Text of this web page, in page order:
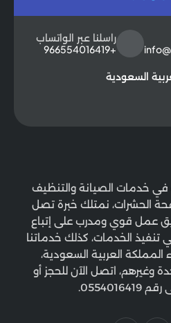
راسلنا عبر الواتساب
+966554016419
السعودية
في خدمات الصيانة والتنظيف
الحشرات، نمتلك خبرة تصل
فريق عمل قوي ومدرب على إتباع
تنفيذ الخدمات، كذلك خدماتنا
العربية السعودية،
وغيرهم، اتصل الآن للحجز أو